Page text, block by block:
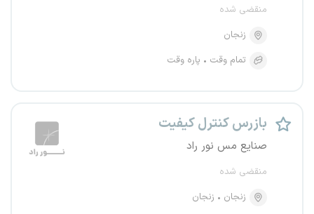
منقضی شده
زنجان
تمام وقت
پاره وقت
بازرس کنترل کیفیت
صنایع مس نور راد
منقضی شده
زنجان
زنجان